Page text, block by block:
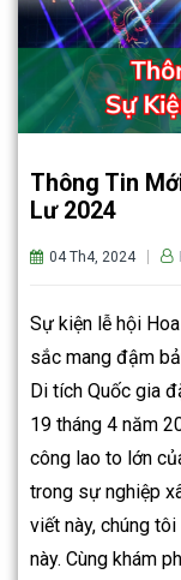
Thông Tin
Lư 2024
04 Th4, 2024
Sự kiện lễ hội
sắc mang đậm
Di tích Quốc gia
19 tháng 4 năm
công lao to lớn
trong sự nghiệp
viết này, chúng
này. Cùng khám